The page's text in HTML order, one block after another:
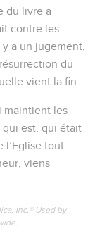
du livre a
contre les
a un jugement,
du
vient la fin.
maintient les
qui est, qui était
l’Eglise tout
viens
Inc.® Used by